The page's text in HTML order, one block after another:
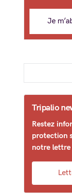
Je
Tripalio
Restez
protection
notre